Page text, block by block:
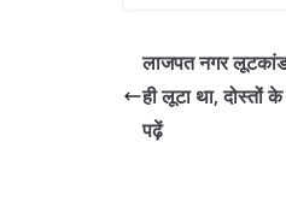
लाजपत नगर
ही लूटा था, दोस्तों
पढ़ें